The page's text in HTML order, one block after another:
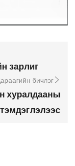
зарлиг
бичлэг
хуралдааны
тэмдэглэлээс